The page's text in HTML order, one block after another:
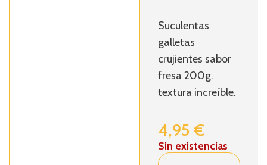
Suculentas
galletas
crujientes sabor
fresa 200g.
textura increíble.
4,95€
Sin existencias